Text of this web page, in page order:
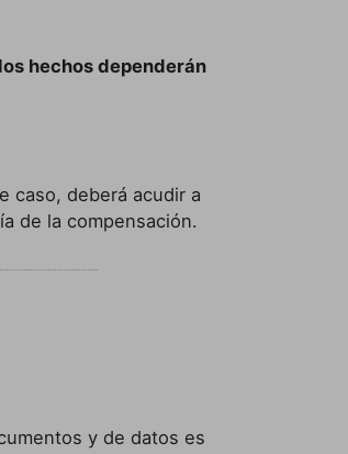
hechos dependerán
caso, deberá acudir a
de la compensación.
y de datos es